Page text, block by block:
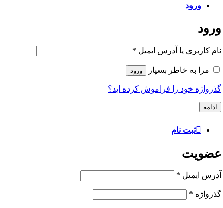
ورود
ورود
نام کاربری یا آدرس ایمیل *
مرا به خاطر بسپار ورود
گذرواژه خود را فراموش کرده اید؟
ادامه
ثبت نام
عضویت
آدرس ایمیل *
گذرواژه *